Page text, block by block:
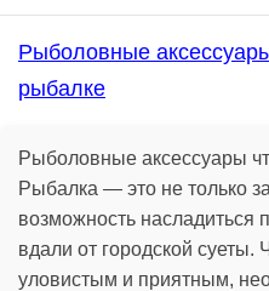
Рыболовные
рыбалке
Рыболовные аксессуары
Рыбалка — это не только
возможность насладиться
вдали от городской суеты.
уловистым и приятным,